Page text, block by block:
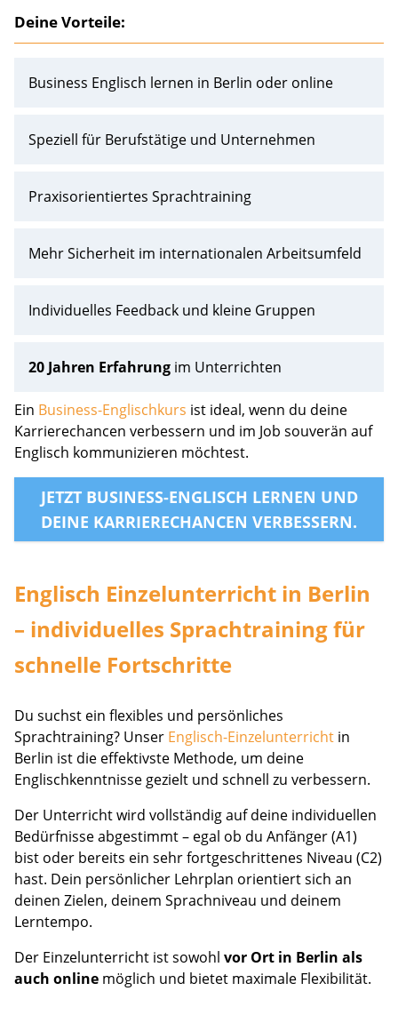
Deine Vorteile:
Business Englisch lernen in Berlin oder online
Speziell für Berufstätige und Unternehmen
Praxisorientiertes Sprachtraining
Mehr Sicherheit im internationalen Arbeitsumfeld
Individuelles Feedback und kleine Gruppen
20 Jahren Erfahrung im Unterrichten
Ein Business-Englischkurs ist ideal, wenn du deine
Karrierechancen verbessern und im Job souverän auf
Englisch kommunizieren möchtest.
JETZT BUSINESS-ENGLISCH LERNEN UND
DEINE KARRIERECHANCEN VERBESSERN.
Englisch Einzelunterricht in Berlin
– individuelles Sprachtraining für
schnelle Fortschritte
Du suchst ein flexibles und persönliches
Sprachtraining? Unser Englisch-Einzelunterricht in
Berlin ist die effektivste Methode, um deine
Englischkenntnisse gezielt und schnell zu verbessern.
Der Unterricht wird vollständig auf deine individuellen
Bedürfnisse abgestimmt – egal ob du Anfänger (A1)
bist oder bereits ein sehr fortgeschrittenes Niveau (C2)
hast. Dein persönlicher Lehrplan orientiert sich an
deinen Zielen, deinem Sprachniveau und deinem
Lerntempo.
Der Einzelunterricht ist sowohl vor Ort in Berlin als
auch online möglich und bietet maximale Flexibilität.